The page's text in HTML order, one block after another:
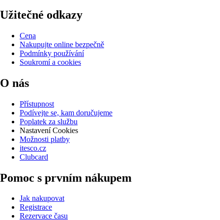
Užitečné odkazy
Cena
Nakupujte online bezpečně
Podmínky používání
Soukromí a cookies
O nás
Přístupnost
Podívejte se, kam doručujeme
Poplatek za službu
Nastavení Cookies
Možnosti platby
itesco.cz
Clubcard
Pomoc s prvním nákupem
Jak nakupovat
Registrace
Rezervace času